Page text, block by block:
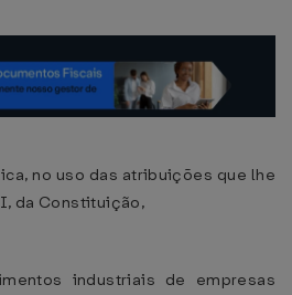
no uso das atribuições que lhe
da Constituição,
industriais de empresas